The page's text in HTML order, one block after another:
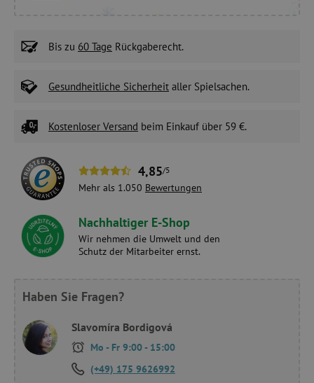
Bis zu 60 Tage Rückgaberecht.
Gesundheitliche Sicherheit aller Spielsachen.
Kostenloser Versand beim Einkauf über 59 €.
4,85/5
Mehr als 1.050 Bewertungen
Nachhaltiger E-Shop
Wir nehmen die Umwelt und den
Schutz der Mitarbeiter ernst.
Haben Sie Fragen?
Slavomíra Bordigová
Mo - Fr 9:00 - 15:00
(+49) 175 9626992